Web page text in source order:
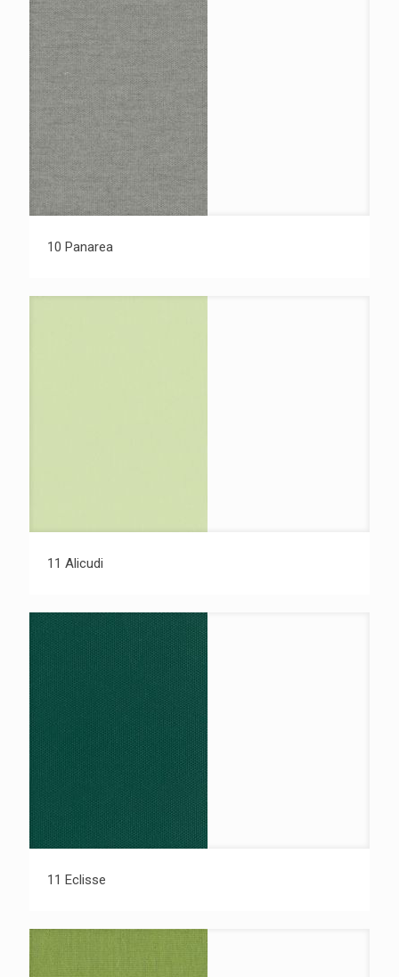
10 Panarea
11 Alicudi
11 Eclisse